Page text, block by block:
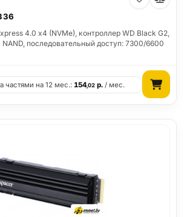
4.0 x4 (NVMe), контроллер WD Black G2,
последовательный доступ: 7300/6600
частями на 12 мес.:154,02 р. / мес.